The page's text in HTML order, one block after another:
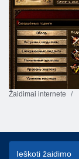
Žaidimai internete